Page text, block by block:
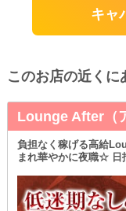
キャ
このお店の近くに
Lounge After（
負担なく稼げる高給
まれ華やかに夜職☆ 日